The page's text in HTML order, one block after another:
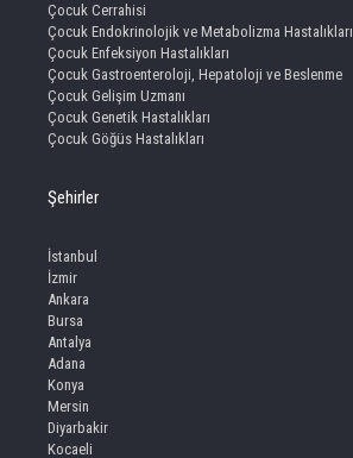
Çocuk Cerrahisi
Çocuk Endokrinolojik ve Metabolizma Hastalıkları
Çocuk Enfeksiyon Hastalıkları
Çocuk Gastroenteroloji, Hepatoloji ve Beslenme
Çocuk Gelişim Uzmanı
Çocuk Genetik Hastalıkları
Çocuk Göğüs Hastalıkları
Şehirler
İstanbul
İzmir
Ankara
Bursa
Antalya
Adana
Konya
Mersin
Diyarbakir
Kocaeli